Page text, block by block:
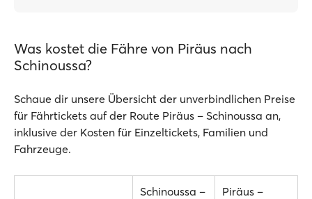
Was kostet die Fähre von Piräus nach
Schinoussa?
Schaue dir unsere Übersicht der unverbindlichen Preise
für Fährtickets auf der Route Piräus – Schinoussa an,
inklusive der Kosten für Einzeltickets, Familien und
Fahrzeuge.
Schinoussa –
Piräus –